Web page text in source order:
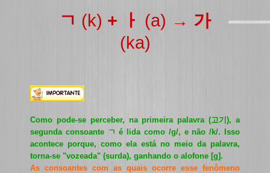
ㄱ (k) + ㅏ (a) → 가
(ka)
Como pode-se perceber, na primeira palavra (고기), a
segunda consoante ㄱ é lida como /g/, e não /k/. Isso
acontece porque, como ela está no meio da palavra,
torna-se "vozeada" (surda), ganhando o alofone [g].
As consoantes com as quais ocorre esse fenômeno